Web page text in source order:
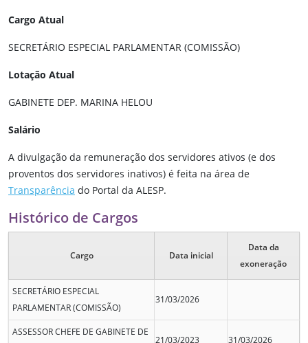
Cargo Atual
SECRETÁRIO ESPECIAL PARLAMENTAR (COMISSÃO)
Lotação Atual
GABINETE DEP. MARINA HELOU
Salário
A divulgação da remuneração dos servidores ativos (e dos
proventos dos servidores inativos) é feita na área de
Transparência do Portal da ALESP.
Histórico de Cargos
Cargo Data inicial
Data da
exoneração
SECRETÁRIO ESPECIAL
PARLAMENTAR (COMISSÃO)
31/03/2026
ASSESSOR CHEFE DE GABINETE DE
21/03/2023 31/03/2026